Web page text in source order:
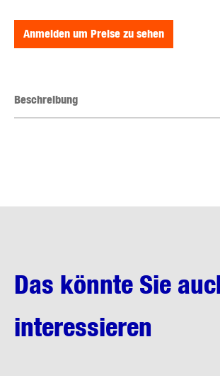
Anmelden um Preise zu sehen
Beschreibung
Das könnte Sie
interessieren